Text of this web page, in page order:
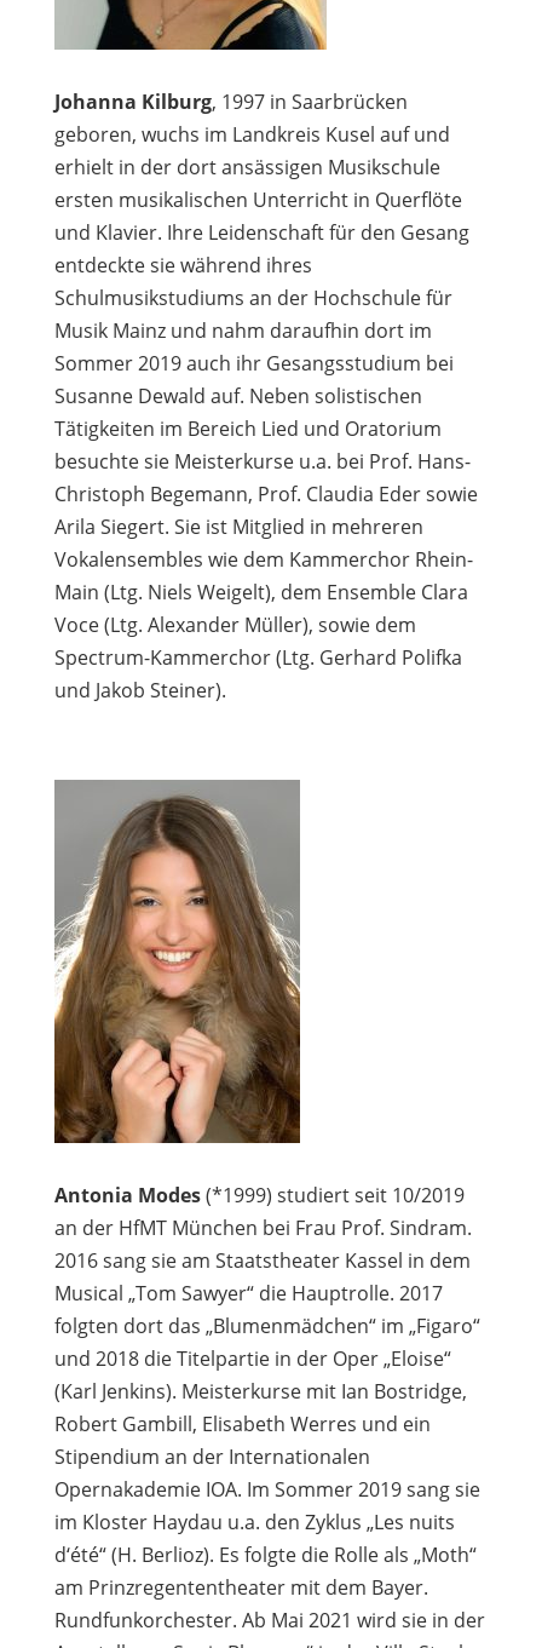
Johanna Kilburg, 1997 in Saarbrücken
geboren, wuchs im Landkreis Kusel auf und
erhielt in der dort ansässigen Musikschule
ersten musikalischen Unterricht in Querflöte
und Klavier. Ihre Leidenschaft für den Gesang
entdeckte sie während ihres
Schulmusikstudiums an der Hochschule für
Musik Mainz und nahm daraufhin dort im
Sommer 2019 auch ihr Gesangsstudium bei
Susanne Dewald auf. Neben solistischen
Tätigkeiten im Bereich Lied und Oratorium
besuchte sie Meisterkurse u.a. bei Prof. Hans-
Christoph Begemann, Prof. Claudia Eder sowie
Arila Siegert. Sie ist Mitglied in mehreren
Vokalensembles wie dem Kammerchor Rhein-
Main (Ltg. Niels Weigelt), dem Ensemble Clara
Voce (Ltg. Alexander Müller), sowie dem
Spectrum-Kammerchor (Ltg. Gerhard Polifka
und Jakob Steiner).
Antonia Modes(*1999) studiert seit 10/2019
an der HfMT München bei Frau Prof. Sindram.
2016 sang sie am Staatstheater Kassel in dem
Musical „Tom Sawyer“ die Hauptrolle. 2017
folgten dort das „Blumenmädchen“ im „Figaro“
und 2018 die Titelpartie in der Oper „Eloise“
(Karl Jenkins). Meisterkurse mit Ian Bostridge,
Robert Gambill, Elisabeth Werres und ein
Stipendium an der Internationalen
Opernakademie IOA. Im Sommer 2019 sang sie
im Kloster Haydau u.a. den Zyklus „Les nuits
d‘été“ (H. Berlioz). Es folgte die Rolle als „Moth“
am Prinzregententheater mit dem Bayer.
Rundfunkorchester. Ab Mai 2021 wird sie in der